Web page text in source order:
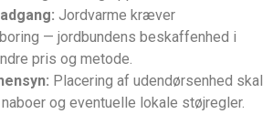
Jordvarme kræver
— jordbundens beskaffenhed i
pris og metode.
Placering af udendørsenhed skal
og eventuelle lokale støjregler.